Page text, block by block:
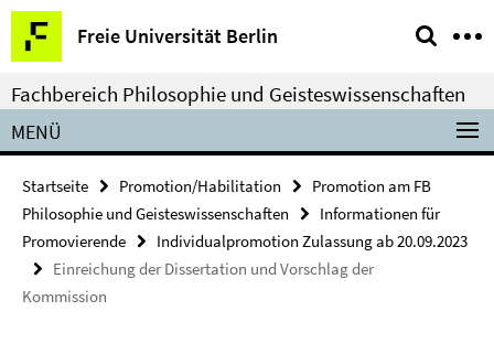
Springe
direkt
zu
Inhalt
Freie Universität Berlin
Service-
Navigation
Fachbereich Philosophie und Geisteswissenschaften
MENÜ
Startseite Promotion/Habilitation
Promotion am FB
Philosophie und Geisteswissenschaften
Informationen für
Promovierende
Individualpromotion Zulassung ab 20.09.2023
Einreichung der Dissertation und Vorschlag der
Kommission